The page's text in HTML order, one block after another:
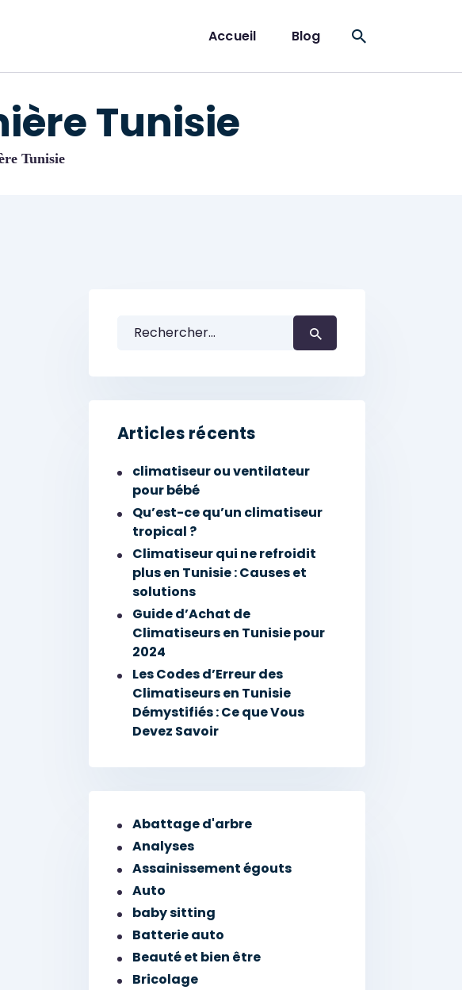
Accueil Blog
Tunisie
Tunisie
Rechercher :
Articles récents
climatiseur ou ventilateur
pour bébé
Qu’est-ce qu’un climatiseur
tropical ?
Climatiseur qui ne refroidit
plus en Tunisie : Causes et
solutions
Guide d’Achat de
Climatiseurs en Tunisie pour
2024
Les Codes d’Erreur des
Climatiseurs en Tunisie
Démystifiés : Ce que Vous
Devez Savoir
Abattage d'arbre
Analyses
Assainissement égouts
Auto
baby sitting
Batterie auto
Beauté et bien être
Bricolage